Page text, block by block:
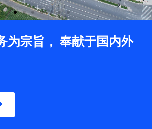
为宗旨， 奉献于国内外